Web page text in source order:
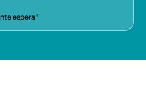
espera”